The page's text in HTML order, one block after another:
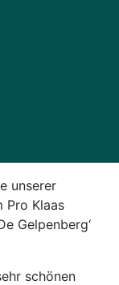
unserer
Pro Klaas
Gelpenberg‘
schönen